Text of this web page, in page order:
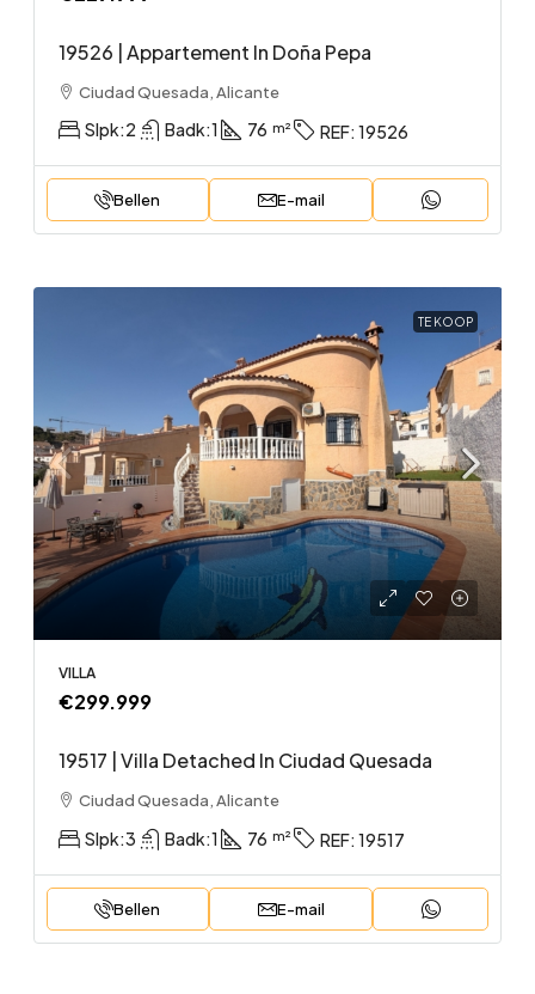
19526 | Appartement In Doña Pepa
Ciudad Quesada, Alicante
Slpk:2 Badk:1 76 REF: 19526
Bellen E-mail
TE KOOP
VILLA
€299.999
19517 | Villa Detached In Ciudad Quesada
Ciudad Quesada, Alicante
Slpk:3 Badk:1 76 REF: 19517
Bellen E-mail